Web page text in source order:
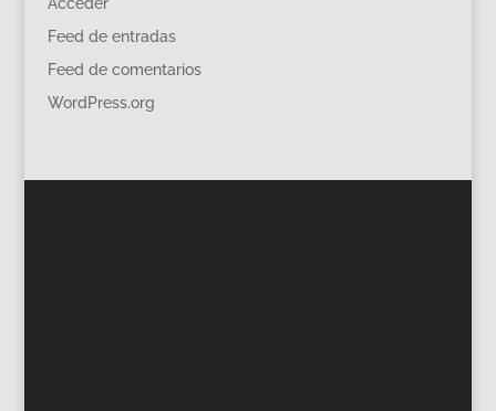
Feed de entradas
Feed de comentarios
WordPress.org